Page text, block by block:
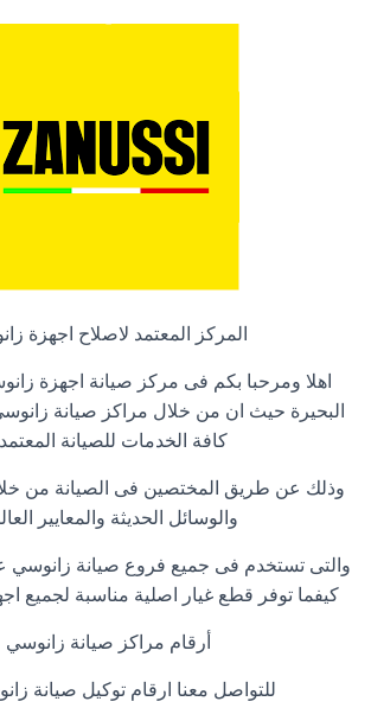
المركز المعتمد لاصلاح اجهزة
اهلا ومرحبا بكم فى مركز صيانة اجهزة
البحيرة حيث ان من خلال مراكز صيانة
كافة الخدمات للصيانة
وذلك عن طريق المختصين فى الصيانة من
والوسائل الحديثة والمعايير
والتى تستخدم فى جميع فروع صيانة زانوسي
كيفما توفر قطع غيار اصلية مناسبة لجميع
أرقام مراكز صيانة زانوسي
للتواصل معنا ارقام توكيل صيانة